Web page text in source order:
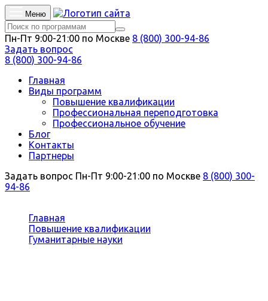
Меню
Пн-Пт 9:00-21:00 по Москве 8 (800) 300-94-86
Задать вопрос
8 (800) 300-94-86
Главная
Виды программ
Повышение квалификации
Профессиональная переподготовка
Профессиональное обучение
Блог
Контакты
Партнеры
Задать вопрос Пн-Пт 9:00-21:00 по Москве 8 (800) 300-
94-86
Главная
Повышение квалификации
Гуманитарные науки